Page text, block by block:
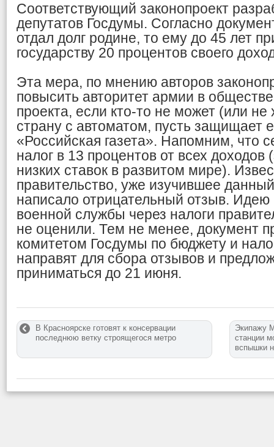
Соответствующий законопроект
депутатов Госдумы. Согласно
отдал долг родине, то ему до 45 лет
государству 20 процентов своего
Эта мера, по мнению авторов
повысить авторитет армии в
проекта, если кто-то не может (или
страну с автоматом, пусть защищает
«Российская газета». Напомним, что
налог в 13 процентов от всех доходов
низких ставок в развитом мире).
правительство, уже изучившее
написало отрицательный отзыв.
военной службы через налоги
не оценили. Тем не менее, документ
комитетом Госдумы по бюджету и
направят для сбора отзывов и
приниматься до 21 июня.
В Красноярске готовят к консервации
последнюю ветку строящегося метро
Экипажу
станции
вспышки